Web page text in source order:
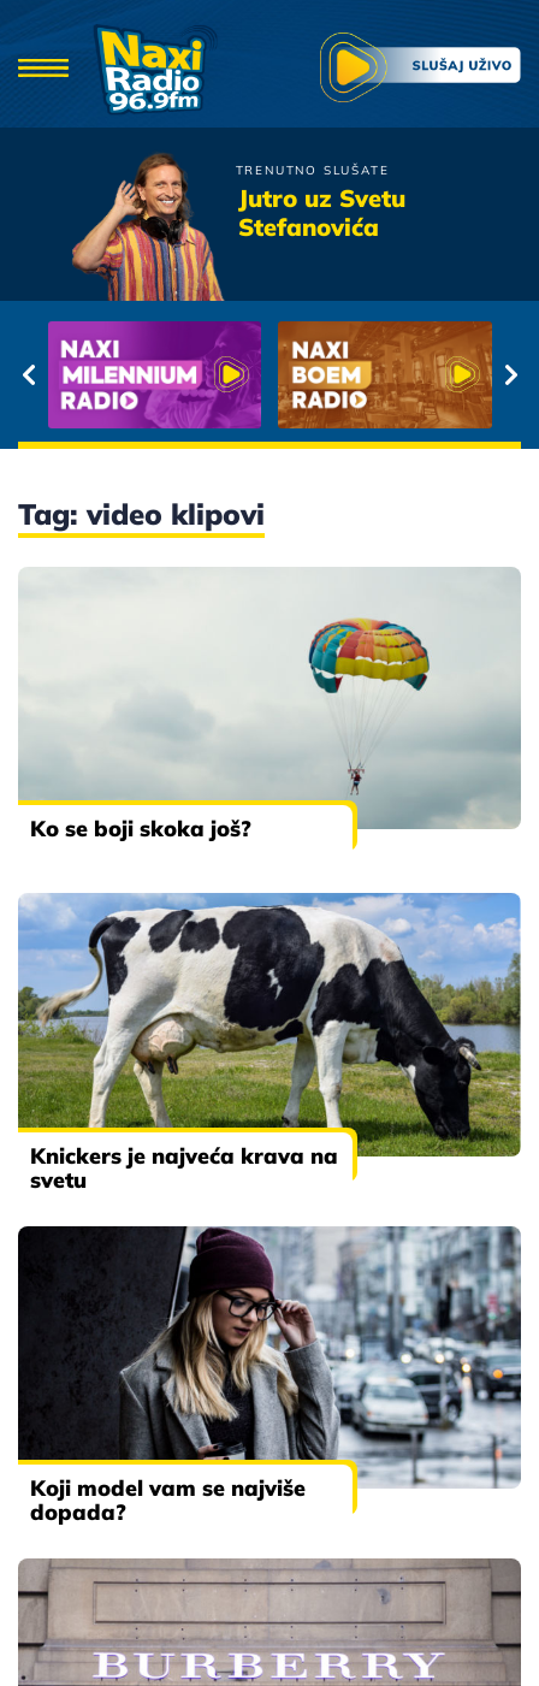
TRENUTNO SLUŠATE
Jutro uz Svetu
Stefanovića
Massimo Savic
Iz Jednog Pogleda
Tag: video klipovi
Ko se boji skoka još?
Knickers je najveća krava na
svetu
Koji model vam se najviše
dopada?